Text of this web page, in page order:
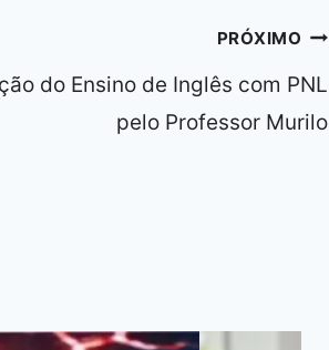
PRÓXIMO
do Ensino de Inglês com PNL
pelo Professor Murilo